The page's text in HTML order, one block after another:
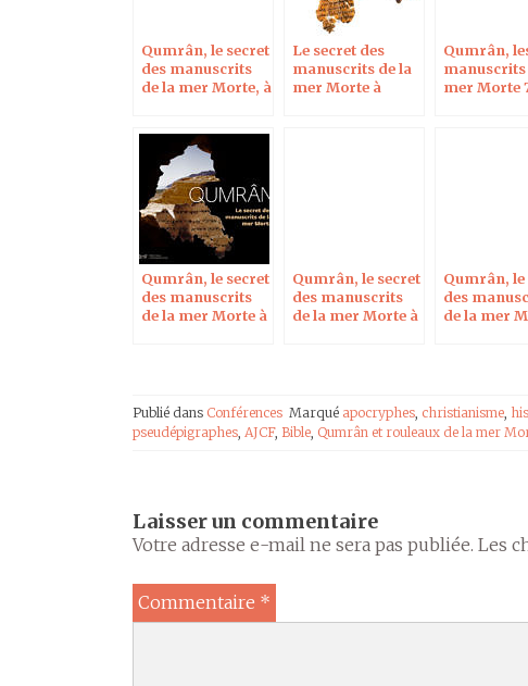
Qumrân, le secret
des manuscrits
de la mer Morte, à
Le secret des
manuscrits de la
mer Morte à
Qumrân,
manuscrits
mer Morte
Qumrân, le secret
des manuscrits
de la mer Morte à
Qumrân, le secret
des manuscrits
de la mer Morte à
Qumrân, le
des
de la mer
Publié dans Conférences Marqué apocryphes christianisme
pseudépigraphes AJCF, Bible Qumrân et rouleaux de la mer
Laisser un commentaire
Votre adresse e-mail ne sera pas publiée. Les
Commentaire *